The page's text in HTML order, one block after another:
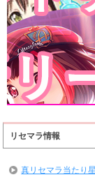
リセマラ情報
真リセマラ当たり